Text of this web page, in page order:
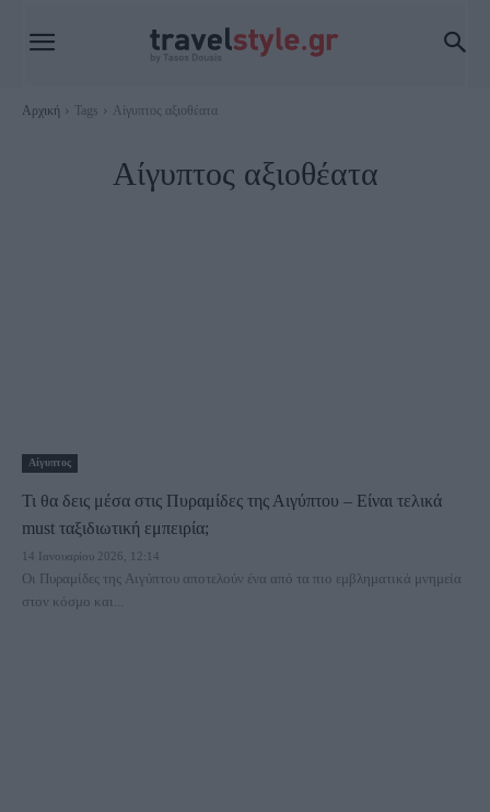
Αρχική Tags Αίγυπτος αξιοθέατα
Αίγυπτος αξιοθέατα
Αίγυπτος
Τι θα δεις μέσα στις Πυραμίδες της Αιγύπτου – Είναι τελικά
must ταξιδιωτική εμπειρία;
14 Ιανουαρίου 2026, 12:14
Οι Πυραμίδες της Αιγύπτου αποτελούν ένα από τα πιο εμβληματικά μνημεία
στον κόσμο και...